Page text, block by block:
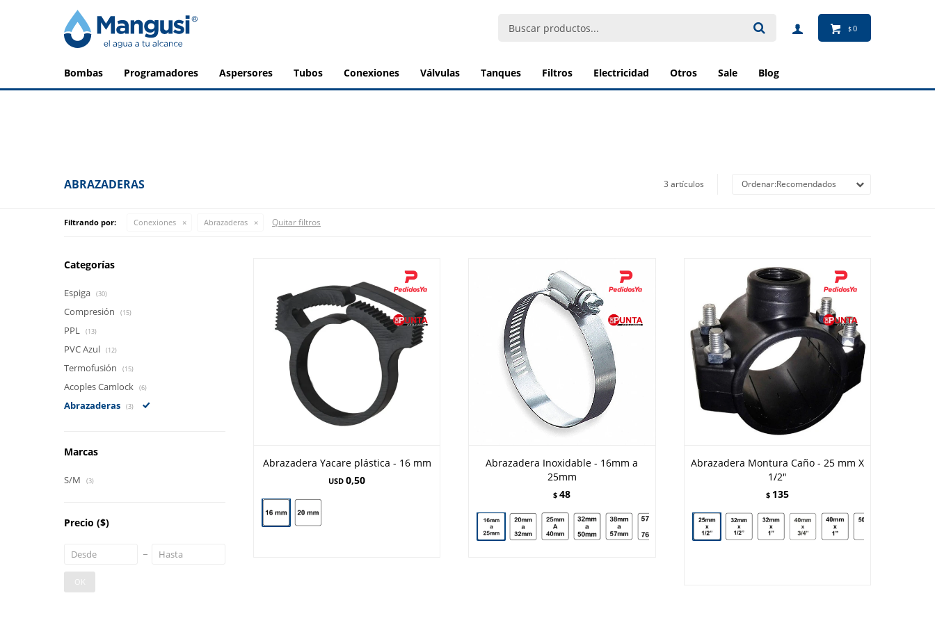
bombas programadores aspersores tubos conexiones válvulas tanques filtros electricidad otros sale blog
$0
ABRAZADERAS 3 artículos Recomendados
Filtrando por: Conexiones Abrazaderas Quitar filtros
Abrazadera Yacare plástica - 16 mm
USD 0,50
Abrazadera Inoxidable - 16mm a
25mm
$ 48
Abrazadera Montura Caño - 25 mm X
1/2"
$ 135
Categorías
Espiga (30)
Compresión (15)
PPL (13)
PVC Azul (12)
Termofusión (15)
Acoples Camlock (6)
Abrazaderas (3)
Marcas
S/M (3)
Precio ($)
OK